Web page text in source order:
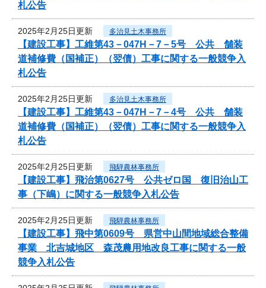
札公告
2025年2月25日更新 多治見土木事務所
【建設工事】工維第43－047H－7－5号 公共 舗装
道補修費（国補正）（翌債）工事に関する一般競争入
札公告
2025年2月25日更新 多治見土木事務所
【建設工事】工維第43－047H－7－4号 公共 舗装
道補修費（国補正）（翌債）工事に関する一般競争入
札公告
2025年2月25日更新 飛騨農林事務所
【建設工事】飛治第0627号 公共ゼロ国 復旧治山工
事（下嶋）に関する一般競争入札公告
2025年2月25日更新 飛騨農林事務所
【建設工事】飛中第0609号 県営中山間地域総合整備
事業 北吉城地区 森茂農用地改良工事に関する一般
競争入札公告